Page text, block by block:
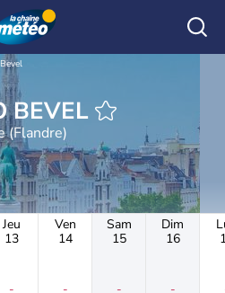
Bevel
METEO BEVEL
(Flandre)
Jeu
13
-
Ven
14
-
Sam
15
-
Dim
16
-